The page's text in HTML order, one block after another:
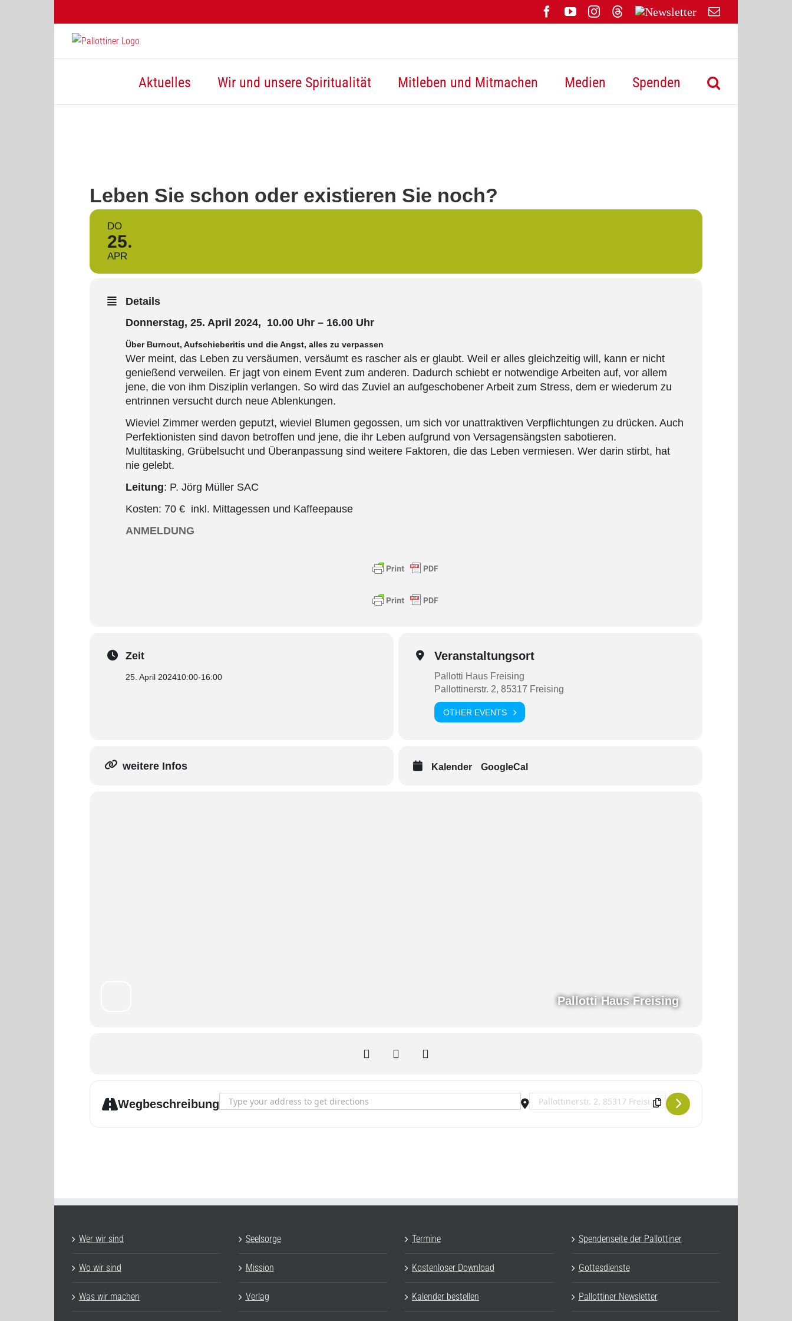
Facebook
YouTubeInstagram
Threads
Newsletter
E-
Mail
Aktuelles Wir und unsere Spiritualität Mitleben und Mitmachen Medien Spenden
Leben Sie schon oder existieren Sie noch?
DO
25
APR
Details
Donnerstag, 25. April 2024, 10.00 Uhr – 16.00 Uhr
Über Burnout, Aufschieberitis und die Angst, alles zu verpassen
Wer meint, das Leben zu versäumen, versäumt es rascher als er glaubt. Weil er alles gleichzeitig will, kann er nicht
genießend verweilen. Er jagt von einem Event zum anderen. Dadurch schiebt er notwendige Arbeiten auf, vor allem
jene, die von ihm Disziplin verlangen. So wird das Zuviel an aufgeschobener Arbeit zum Stress, dem er wiederum zu
entrinnen versucht durch neue Ablenkungen.
Wieviel Zimmer werden geputzt, wieviel Blumen gegossen, um sich vor unattraktiven Verpflichtungen zu drücken. Auch
Perfektionisten sind davon betroffen und jene, die ihr Leben aufgrund von Versagensängsten sabotieren.
Multitasking, Grübelsucht und Überanpassung sind weitere Faktoren, die das Leben vermiesen. Wer darin stirbt, hat
nie gelebt.
Leitung: P. Jörg Müller SAC
Kosten: 70 € inkl. Mittagessen und Kaffeepause
ANMELDUNG
Zeit
25. April 202410:00-16:00
Veranstaltungsort
Pallotti Haus Freising
Pallottinerstr. 2, 85317 Freising
OTHER EVENTS
weitere Infos Kalender GoogleCal
Pallotti Haus Freising
Wegbeschreibung Address - Leben Sie schon oder existieren Sie noch? [] Destination Address - Leben Sie schon oder existieren Sie noch? []
Wer wir sind
Wo wir sind
Was wir machen
Seelsorge
Mission
Verlag
Termine
Kostenloser Download
Kalender bestellen
Spendenseite der Pallottiner
Gottesdienste
Pallottiner Newsletter